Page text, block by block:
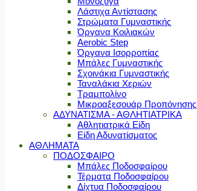
Λάστιχα Αντίστασης
Στρώματα Γυμναστικής
Όργανα Κοιλιακών
Aerobic Step
Όργανα Ισορροπίας
Μπάλες Γυμναστικής
Σχοινάκια Γυμναστικής
Ταναλάκια Χεριών
Τραμπολίνο
Μικροαξεσουάρ Προπόνησης
ΑΔΥΝΑΤΙΣΜΑ - ΑΘΛΗΤΙΑΤΡΙΚΑ
Αθλητιατρικά Είδη
Είδη Αδυνατίσματος
ΑΘΛΗΜΑΤΑ
ΠΟΔΟΣΦΑΙΡΟ
Μπάλες Ποδοσφαίρου
Τέρματα Ποδοσφαίρου
Δίχτυα Ποδοσφαίρου